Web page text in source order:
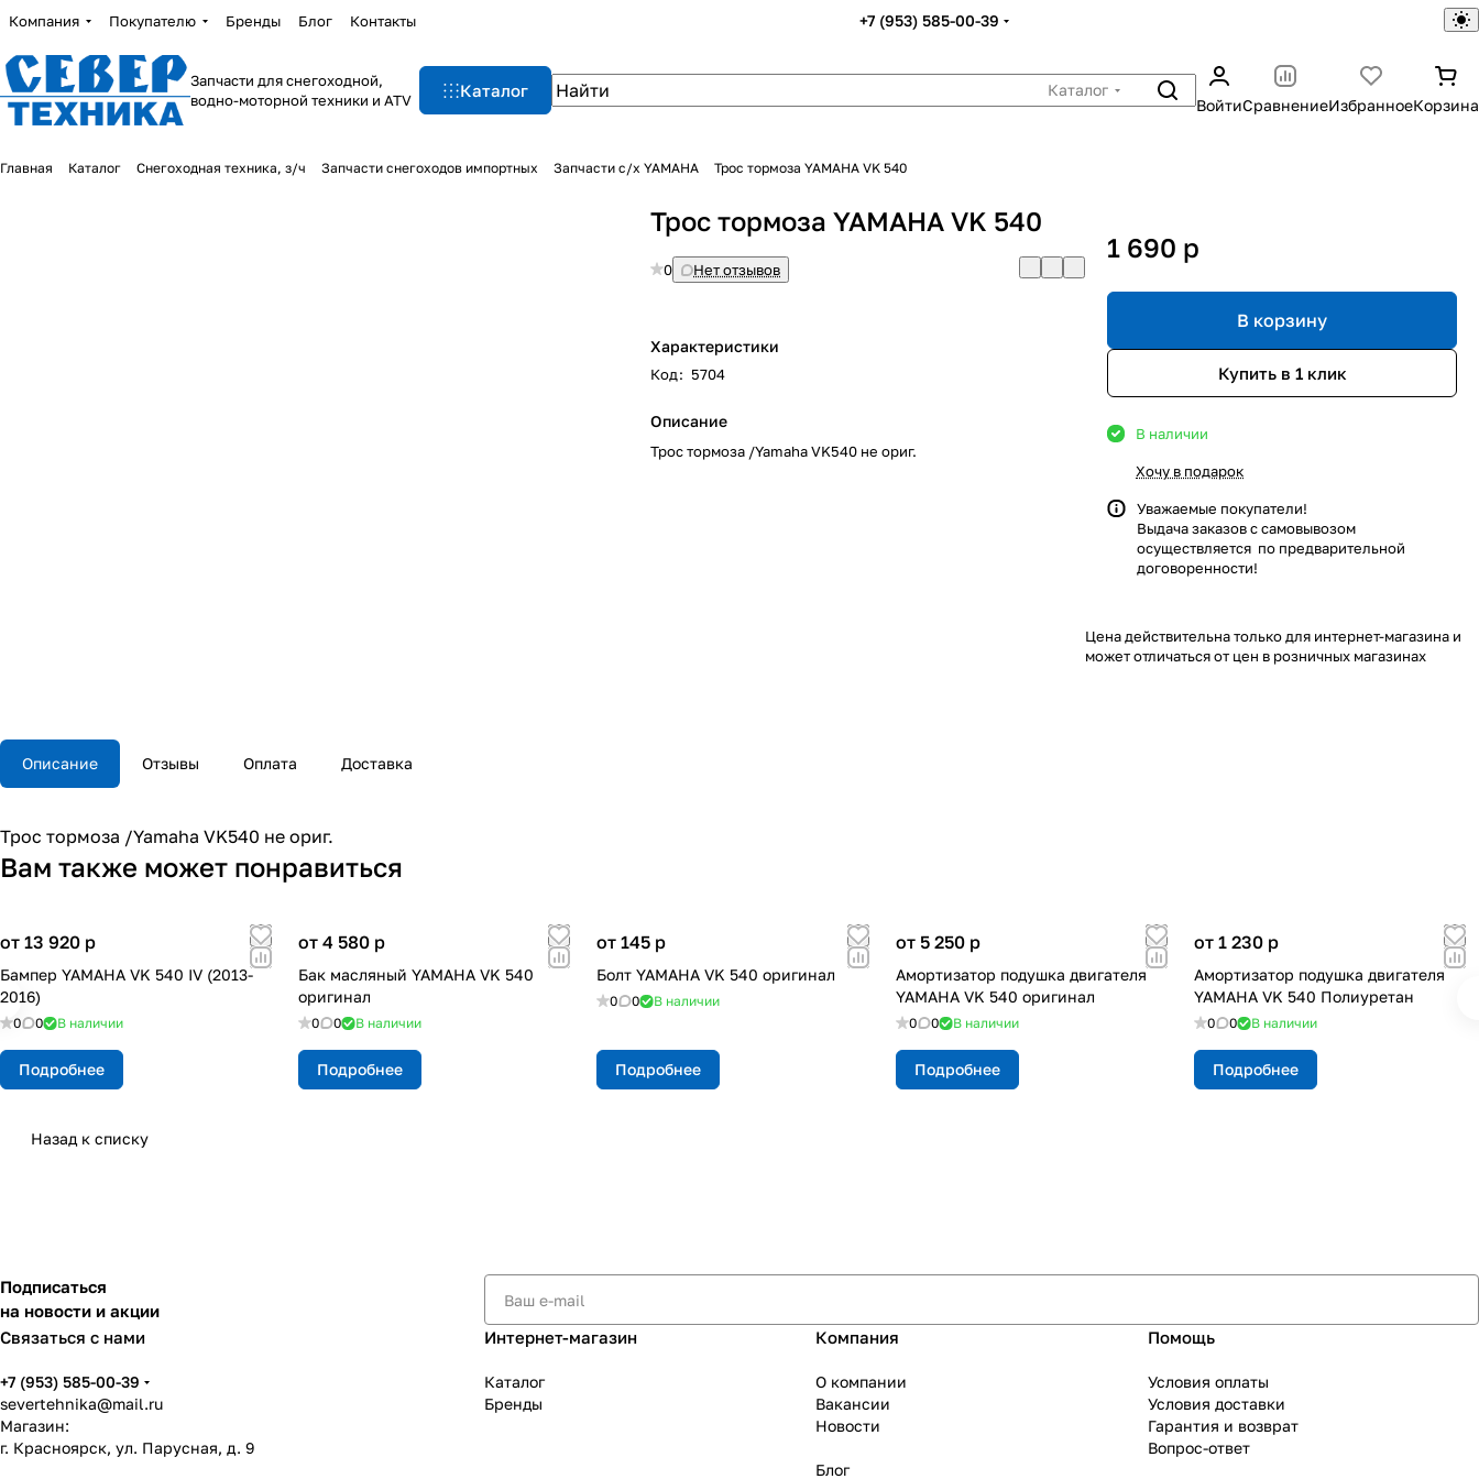
Компания Покупателю Бренды Блог Контакты +7 (953) 585-00-39
Запчасти для снегоходной,
водно-моторной техники и ATV
Каталог
Каталог
ВойтиСравнениеИзбранноеКорзина
Главная Каталог Снегоходная техника, з/ч Запчасти снегоходов импортных Запчасти с/х YAMAHA Трос тормоза YAMAHA VK 540
Трос тормоза YAMAHA VK 540
0 Нет отзывов
Характеристики
Код: 5704
Описание
Трос тормоза /Yamaha VK540 не ориг.
1 690 p
В корзину
Купить в 1 клик
В наличии
Хочу в подарок
Уважаемые покупатели!
Выдача заказов с самовывозом
осуществляется по предварительной
договоренности!
Цена действительна только для интернет-магазина и
может отличаться от цен в розничных магазинах
Описание Отзывы Оплата Доставка
Трос тормоза /Yamaha VK540 не ориг.
Вам также может понравиться
от 13 920 p
Бампер YAMAHA VK 540 IV (2013-
2016)
0 0 В наличии
Подробнее
от 4 580 p
Бак масляный YAMAHA VK 540
оригинал
0 0 В наличии
Подробнее
от 145 p
Болт YAMAHA VK 540 оригинал
0 0 В наличии
Подробнее
от 5 250 p
Амортизатор подушка двигателя
YAMAHA VK 540 оригинал
0 0 В наличии
Подробнее
от 1 230 p
Амортизатор подушка двигателя
YAMAHA VK 540 Полиуретан
0 0 В наличии
Подробнее
Назад к списку
Подписаться
на новости и акции
Связаться с нами
+7 (953) 585-00-39
severtehnika@mail.ru
Магазин:
г. Красноярск, ул. Парусная, д. 9
Интернет-магазин
Каталог
Бренды
Компания
О компании
Вакансии
Новости
Блог
Помощь
Условия оплаты
Условия доставки
Гарантия и возврат
Вопрос-ответ